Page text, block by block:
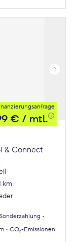
€ / mtl.
& Connect
km
CO₂-Emissionen